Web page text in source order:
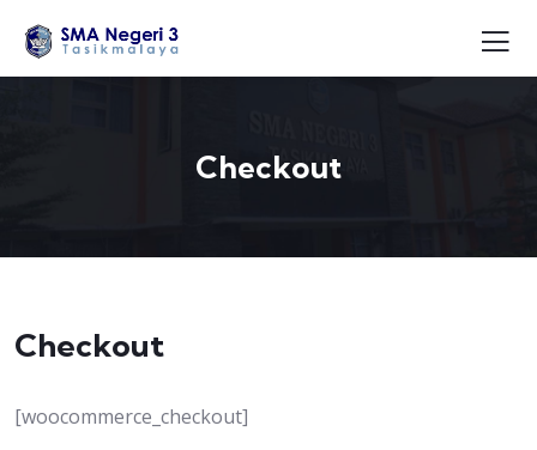
Checkout
Checkout
[woocommerce_checkout]